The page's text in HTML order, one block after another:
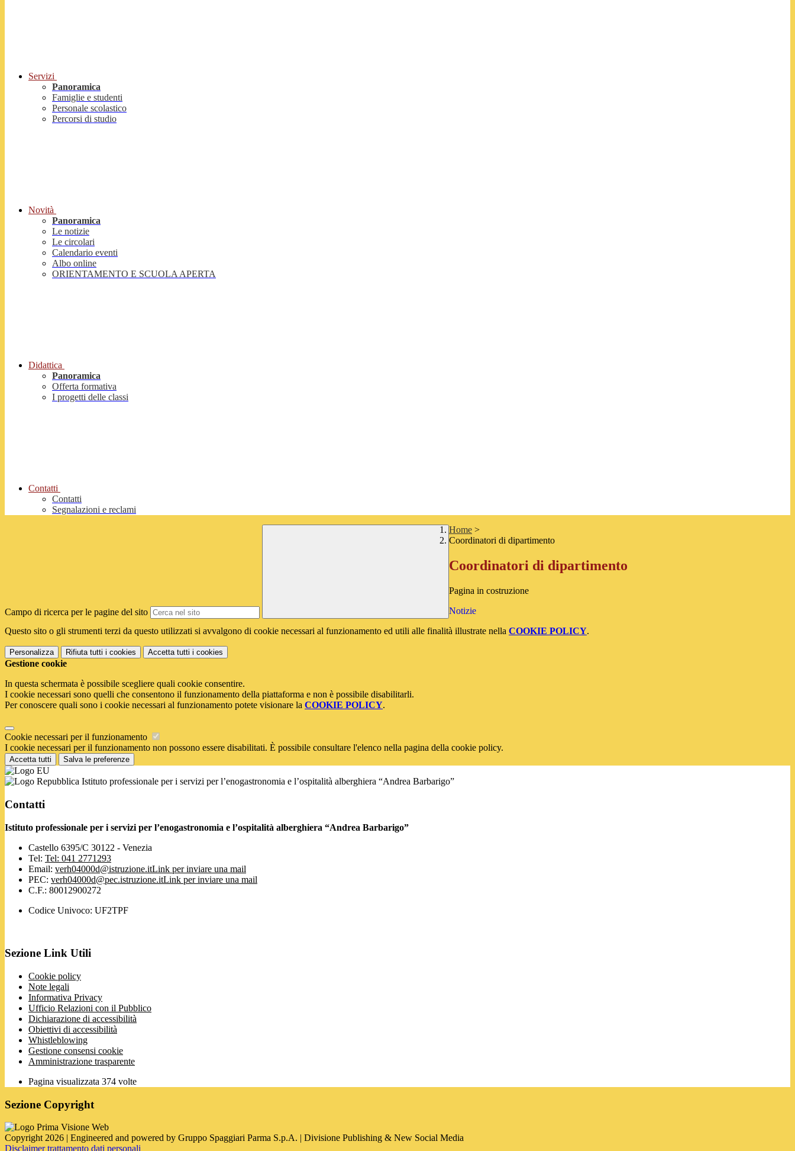
Servizi
Panoramica
Famiglie e studenti
Personale scolastico
Percorsi di studio
Novità
Panoramica
Le notizie
Le circolari
Calendario eventi
Albo online
ORIENTAMENTO E SCUOLA APERTA
Didattica
Panoramica
Offerta formativa
I progetti delle classi
Contatti
Contatti
Segnalazioni e reclami
Campo di ricerca per le pagine del sito
Home >
Coordinatori di dipartimento
Coordinatori di dipartimento
Pagina in costruzione
Notizie
Questo sito o gli strumenti terzi da questo utilizzati si avvalgono di cookie necessari al funzionamento ed utili alle finalità illustrate nella COOKIE POLICY.
Personalizza Rifiuta tutti i cookies Accetta tutti i cookies
Gestione cookie
In questa schermata è possibile scegliere quali cookie consentire.
I cookie necessari sono quelli che consentono il funzionamento della piattaforma e non è possibile disabilitarli.
Per conoscere quali sono i cookie necessari al funzionamento potete visionare la COOKIE POLICY.
Cookie necessari per il funzionamento
I cookie necessari per il funzionamento non possono essere disabilitati. È possibile consultare l'elenco nella pagina della cookie policy.
Accetta tutti Salva le preferenze
Istituto professionale per i servizi per l’enogastronomia e l’ospitalità alberghiera “Andrea Barbarigo”
Contatti
Istituto professionale per i servizi per l’enogastronomia e l’ospitalità alberghiera “Andrea Barbarigo”
Castello 6395/C 30122 - Venezia
Tel: Tel: 041 2771293
Email: verh04000d@istruzione.itLink per inviare una mail
PEC: verh04000d@pec.istruzione.itLink per inviare una mail
C.F.: 80012900272
Codice Univoco: UF2TPF
Sezione Link Utili
Cookie policy
Note legali
Informativa Privacy
Ufficio Relazioni con il Pubblico
Dichiarazione di accessibilità
Obiettivi di accessibilità
Whistleblowing
Gestione consensi cookie
Amministrazione trasparente
Pagina visualizzata 374 volte
Sezione Copyright
Copyright 2026 | Engineered and powered by Gruppo Spaggiari Parma S.p.A. | Divisione Publishing & New Social Media
Disclaimer trattamento dati personali